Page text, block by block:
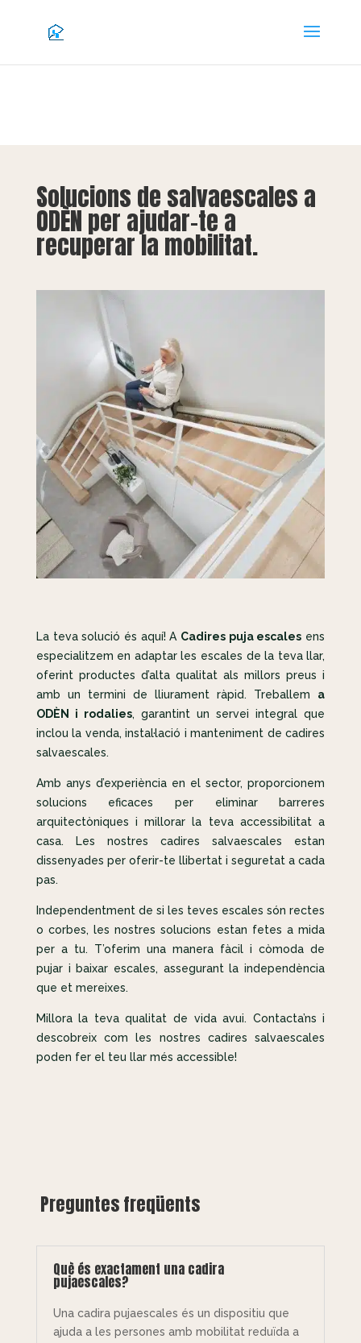
Solucions de salvaescales a
ODÈN per ajudar-te a
recuperar la mobilitat.
La teva solució és aquí! A Cadires puja escales ens
especialitzem en adaptar les escales de la teva llar,
oferint productes d’alta qualitat als millors preus i
amb un termini de lliurament ràpid. Treballem a
ODÈN i rodalies, garantint un servei integral que
inclou la venda, instal·lació i manteniment de cadires
salvaescales.
Amb anys d’experiència en el sector, proporcionem
solucions eficaces per eliminar barreres
arquitectòniques i millorar la teva accessibilitat a
casa. Les nostres cadires salvaescales estan
dissenyades per oferir-te llibertat i seguretat a cada
pas.
Independentment de si les teves escales són rectes
o corbes, les nostres solucions estan fetes a mida
per a tu. T’oferim una manera fàcil i còmoda de
pujar i baixar escales, assegurant la independència
que et mereixes.
Millora la teva qualitat de vida avui. Contacta’ns i
descobreix com les nostres cadires salvaescales
poden fer el teu llar més accessible!
Preguntes freqüents
Què és exactament una cadira
pujaescales?
Una cadira pujaescales és un dispositiu que
ajuda a les persones amb mobilitat reduïda a